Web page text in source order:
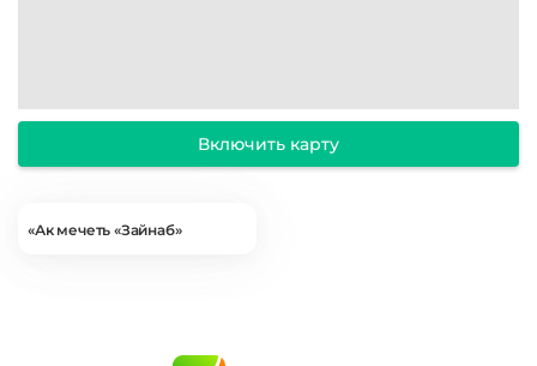
Включить карту
«Ак мечеть «Зайнаб»